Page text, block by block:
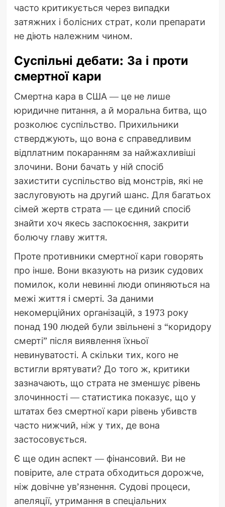
часто критикується через випадки
затяжних і болісних страт, коли препарати
не діють належним чином.
Суспільні дебати: За і проти
смертної кари
Смертна кара в США — це не лише
юридичне питання, а й моральна битва, що
розколює суспільство. Прихильники
стверджують, що вона є справедливим
відплатним покаранням за найжахливіші
злочини. Вони бачать у ній спосіб
захистити суспільство від монстрів, які не
заслуговують на другий шанс. Для багатьох
сімей жертв страта — це єдиний спосіб
знайти хоч якесь заспокоєння, закрити
болючу главу життя.
Проте противники смертної кари говорять
про інше. Вони вказують на ризик судових
помилок, коли невинні люди опиняються на
межі життя і смерті. За даними
некомерційних організацій, з 1973 року
понад 190 людей були звільнені з “коридору
смерті” після виявлення їхньої
невинуватості. А скільки тих, кого не
встигли врятувати? До того ж, критики
зазначають, що страта не зменшує рівень
злочинності — статистика показує, що у
штатах без смертної кари рівень убивств
часто нижчий, ніж у тих, де вона
застосовується.
Є ще один аспект — фінансовий. Ви не
повірите, але страта обходиться дорожче,
ніж довічне ув’язнення. Судові процеси,
апеляції, утримання в спеціальних